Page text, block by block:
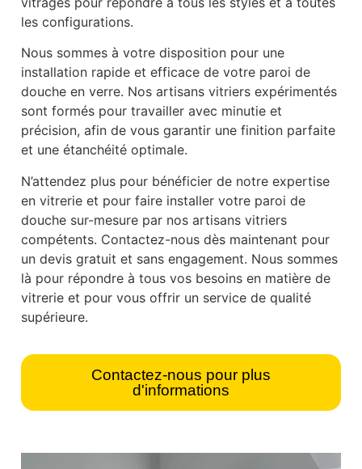
les configurations.
Nous sommes à votre disposition pour une
installation rapide et efficace de votre paroi de
douche en verre. Nos artisans vitriers expérimentés
sont formés pour travailler avec minutie et
précision, afin de vous garantir une finition parfaite
et une étanchéité optimale.
N’attendez plus pour bénéficier de notre expertise
en vitrerie et pour faire installer votre paroi de
douche sur-mesure par nos artisans vitriers
compétents. Contactez-nous dès maintenant pour
un devis gratuit et sans engagement. Nous sommes
là pour répondre à tous vos besoins en matière de
vitrerie et pour vous offrir un service de qualité
supérieure.
Contactez-nous pour plus
d'informations